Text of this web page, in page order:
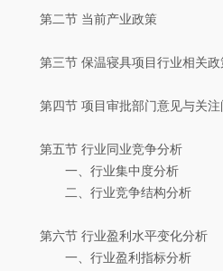
第二节 当前产业政策
第三节 保温寝具项目行业相关政
第四节 项目审批部门意见与关注
第五节 行业同业竞争分析
一、行业集中度分析
二、行业竞争结构分析
第六节 行业盈利水平变化分析
一、行业盈利指标分析